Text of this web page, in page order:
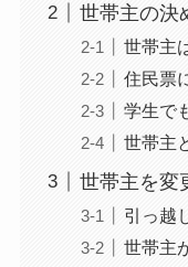
世帯主の決
世帯主
住民票
学生で
世帯主
世帯主を変
引っ越
世帯主